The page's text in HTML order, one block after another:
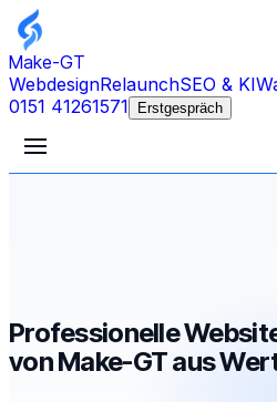
Make-GT
WebdesignRelaunchSEO & KI
0151 41261571
Erstgespräch
Professionelle
von Make-GT aus